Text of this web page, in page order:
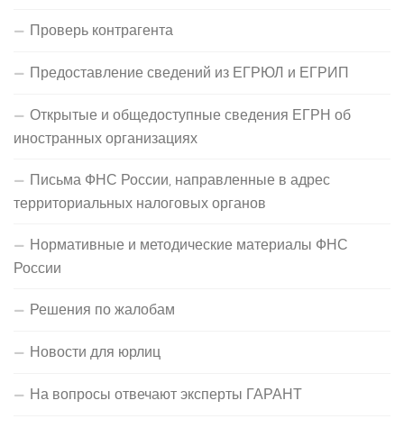
Проверь контрагента
Предоставление сведений из ЕГРЮЛ и ЕГРИП
Открытые и общедоступные сведения ЕГРН об
иностранных организациях
Письма ФНС России, направленные в адрес
территориальных налоговых органов
Нормативные и методические материалы ФНС
России
Решения по жалобам
Новости для юрлиц
На вопросы отвечают эксперты ГАРАНТ